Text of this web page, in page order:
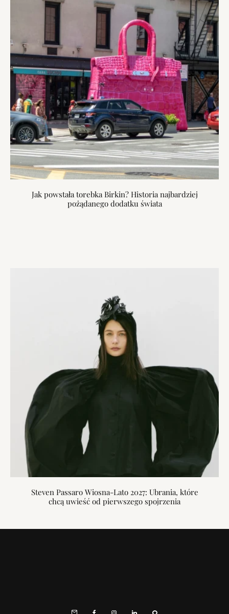
Jak powstała torebka Birkin? Historia najbardziej
pożądanego dodatku świata
Steven Passaro Wiosna-Lato 2027: Ubrania, które
chcą uwieść od pierwszego spojrzenia